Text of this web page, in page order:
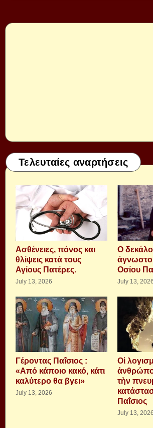
Τελευταίες αναρτήσεις
Aσθένειες, πόνος και
θλίψεις κατά τους
Αγίους Πατέρες.
July 13, 2026
Ο
άγνωστο
Οσίου
July 13, 2026
Γέροντας Παΐσιος :
«Από κάποιο κακό, κάτι
καλύτερο θα βγει»
July 13, 2026
Οἱ
τὴν
Παΐσιος
July 13, 2026